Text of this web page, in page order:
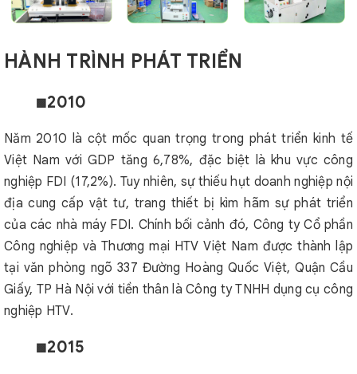
HÀNH TRÌNH PHÁT TRIỂN
2010
Năm 2010 là cột mốc quan trọng trong phát triển kinh tế
Việt Nam với GDP tăng 6,78%, đặc biệt là khu vực công
nghiệp FDI (17,2%). Tuy nhiên, sự thiếu hụt doanh nghiệp nội
địa cung cấp vật tư, trang thiết bị kìm hãm sự phát triển
của các nhà máy FDI. Chính bối cảnh đó, Công ty Cổ phần
Công nghiệp và Thương mại HTV Việt Nam được thành lập
tại văn phòng ngõ 337 Đường Hoàng Quốc Việt, Quận Cầu
Giấy, TP Hà Nội với tiền thân là Công ty TNHH dụng cụ công
nghiệp HTV.
2015